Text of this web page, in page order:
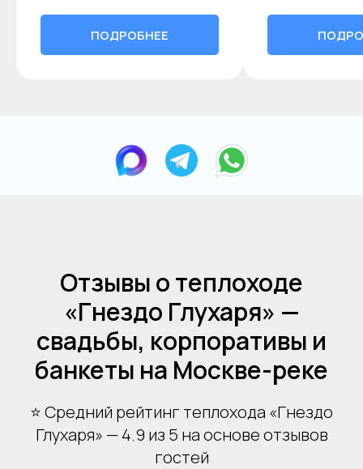
ПОДРОБНЕЕ
Отзывы о теплоходе
«Гнездо Глухаря» —
свадьбы, корпоративы и
банкеты на Москве-реке
⭐ Средний рейтинг теплохода «Гнездо
Глухаря» — 4.9 из 5 на основе отзывов
гостей